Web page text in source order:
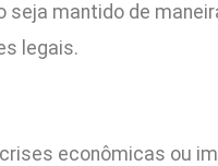
mantido de
legais.
econômicas ou